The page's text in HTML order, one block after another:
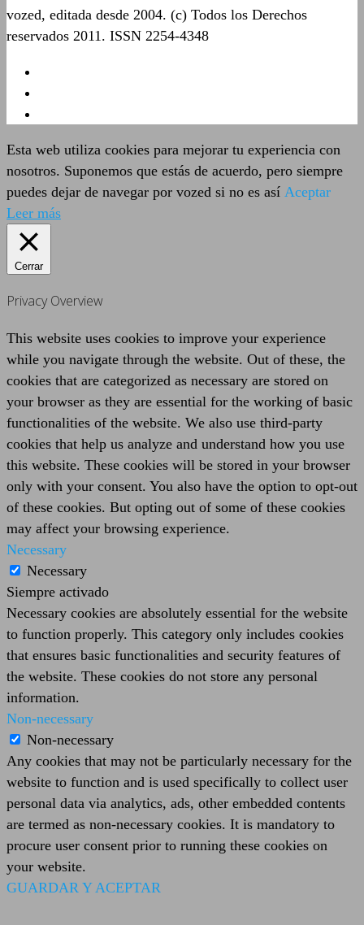
vozed, editada desde 2004. (c) Todos los Derechos
reservados 2011. ISSN 2254-4348
Esta web utiliza cookies para mejorar tu experiencia con
nosotros. Suponemos que estás de acuerdo, pero siempre
puedes dejar de navegar por vozed si no es así Aceptar
Leer más
Cerrar
Privacy Overview
This website uses cookies to improve your experience
while you navigate through the website. Out of these, the
cookies that are categorized as necessary are stored on
your browser as they are essential for the working of basic
functionalities of the website. We also use third-party
cookies that help us analyze and understand how you use
this website. These cookies will be stored in your browser
only with your consent. You also have the option to opt-out
of these cookies. But opting out of some of these cookies
may affect your browsing experience.
Necessary
Necessary
Siempre activado
Necessary cookies are absolutely essential for the website
to function properly. This category only includes cookies
that ensures basic functionalities and security features of
the website. These cookies do not store any personal
information.
Non-necessary
Non-necessary
Any cookies that may not be particularly necessary for the
website to function and is used specifically to collect user
personal data via analytics, ads, other embedded contents
are termed as non-necessary cookies. It is mandatory to
procure user consent prior to running these cookies on
your website.
GUARDAR Y ACEPTAR